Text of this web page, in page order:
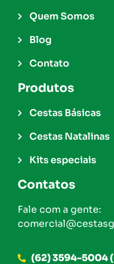
Quem Somos
Blog
Contato
Produtos
Cestas Básicas
Cestas Natalinas
Kits especiais
Contatos
Fale com a gente:
(62) 3594-5004